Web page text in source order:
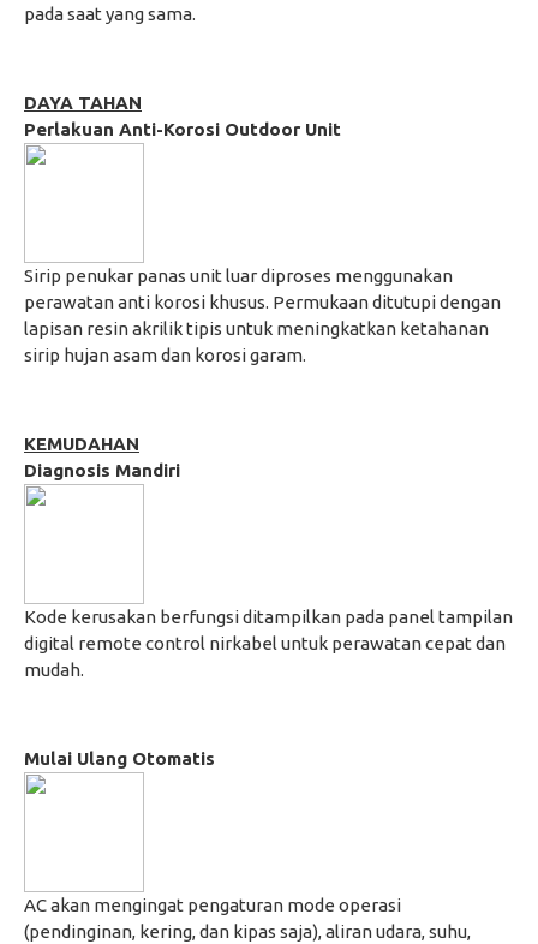
pada saat yang sama.
DAYA TAHAN
Perlakuan Anti-Korosi Outdoor Unit
Sirip penukar panas unit luar diproses menggunakan
perawatan anti korosi khusus. Permukaan ditutupi dengan
lapisan resin akrilik tipis untuk meningkatkan ketahanan
sirip hujan asam dan korosi garam.
KEMUDAHAN
Diagnosis Mandiri
Kode kerusakan berfungsi ditampilkan pada panel tampilan
digital remote control nirkabel untuk perawatan cepat dan
mudah.
Mulai Ulang Otomatis
AC akan mengingat pengaturan mode operasi
(pendinginan, kering, dan kipas saja), aliran udara, suhu,